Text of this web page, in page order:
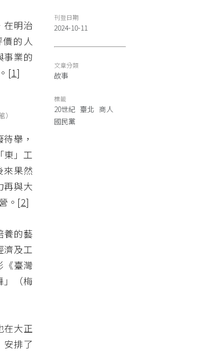
在明治
的人
事業的
[1]
舉，
東」工
來果然
再與大
。[2]
養的藝
濟及工
《臺灣
」（梅
在大正
安排了
刊登日期
2024-10-11
文章分類
故事
標籤
20世紀 臺北 商人
國民黨